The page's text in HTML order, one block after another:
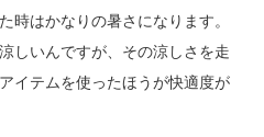
時はかなりの暑さになります。
しいんですが、その涼しさを走
イテムを使ったほうが快適度が